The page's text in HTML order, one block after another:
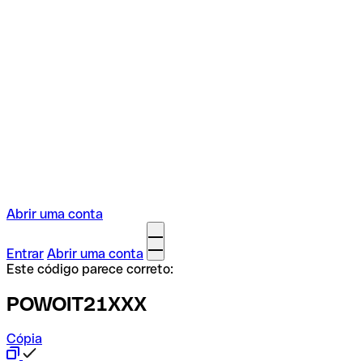
Abrir uma conta
Entrar Abrir uma conta
Este código parece correto:
POWOIT21XXX
Cópia